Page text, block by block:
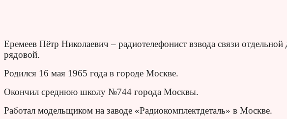
Еремеев Пётр Николаевич – радиотелефонист взвода связи
рядовой.
Родился 16 мая 1965 года в городе Москве.
Окончил среднюю школу №744 города Москвы.
Работал модельщиком на заводе «Радиокомплектдеталь» в Москве.